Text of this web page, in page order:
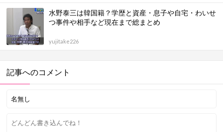
水野泰三は韓国籍？学歴と資産・息子や自宅・わいせ
つ事件や相手など現在まで総まとめ
yujitake226
記事へのコメント